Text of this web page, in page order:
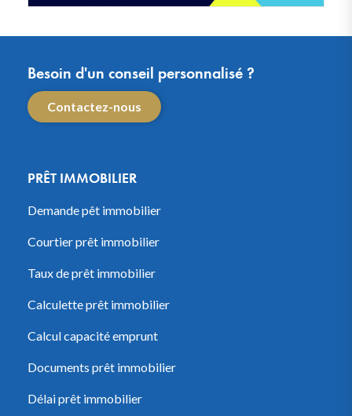
Besoin d'un conseil personnalisé ?
Contactez-nous
PRÊT IMMOBILIER
Demande pêt immobilier
Courtier prêt immobilier
Taux de prêt immobilier
Calculette prêt immobilier
Calcul capacité emprunt
Documents prêt immobilier
Délai prêt immobilier